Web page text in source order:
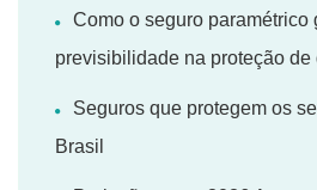
Como o seguro paramétrico
previsibilidade na proteção de
Seguros que protegem os
Brasil